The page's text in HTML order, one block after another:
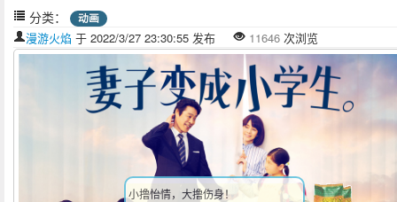
分类： 动画
漫游火焰 于 2022/3/27 23:30:55 发布 11646 次浏览
小撸怡情，大撸伤身！